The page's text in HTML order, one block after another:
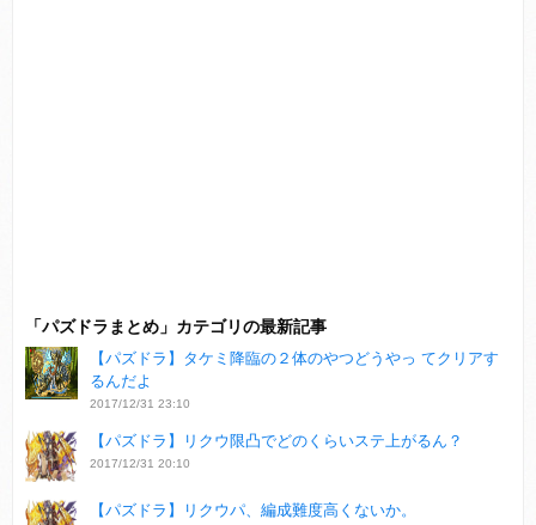
「パズドラまとめ」カテゴリの最新記事
【パズドラ】タケミ降臨の２体のやつどうやっ てクリアす
るんだよ
2017/12/31 23:10
【パズドラ】リクウ限凸でどのくらいステ上がるん？
2017/12/31 20:10
【パズドラ】リクウパ、編成難度高くないか。